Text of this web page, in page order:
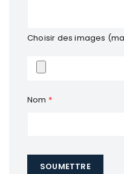
Choisir des images
Nom *